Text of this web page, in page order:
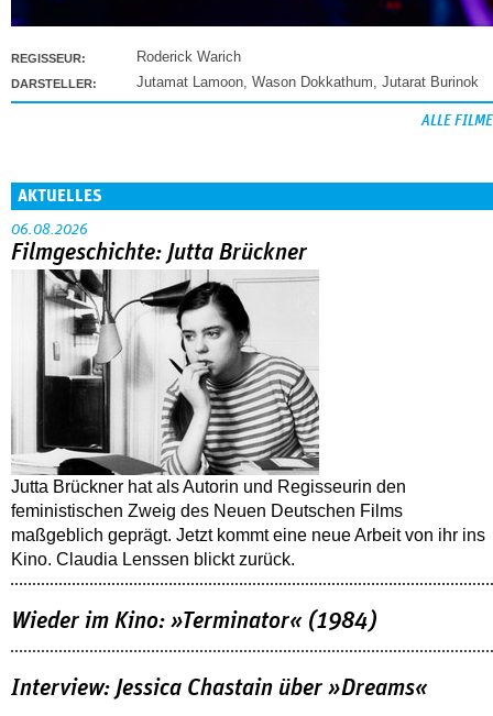
REGISSEUR: Roderick Warich
DARSTELLER: Jutamat Lamoon Wason Dokkathum Jutarat Burinok
ALLE FILME
AKTUELLES
06.08.2026
Filmgeschichte: Jutta Brückner
Jutta Brückner hat als Autorin und Regisseurin den
feministischen Zweig des Neuen Deutschen Films
maßgeblich geprägt. Jetzt kommt eine neue Arbeit von ihr ins
Kino. Claudia Lenssen blickt zurück.
Wieder im Kino: »Terminator« (1984)
Interview: Jessica Chastain über »Dreams«